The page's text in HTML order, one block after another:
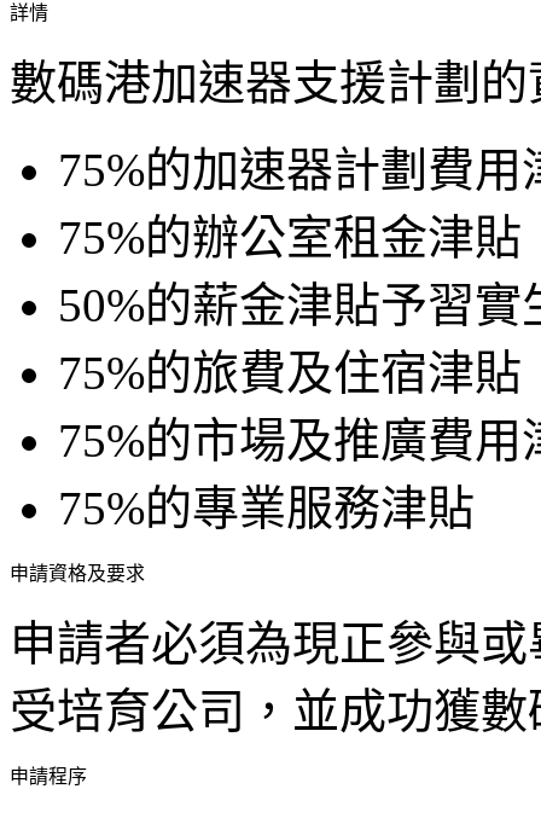
詳情
數碼港加速器支援計劃
75%的加速器計劃費用
75%的辦公室租金津貼
50%的薪金津貼予習實
75%的旅費及住宿津貼
75%的市場及推廣費
75%的專業服務津貼
申請資格及要求
申請者必須為現正參與
受培育公司，並成功獲
申請程序